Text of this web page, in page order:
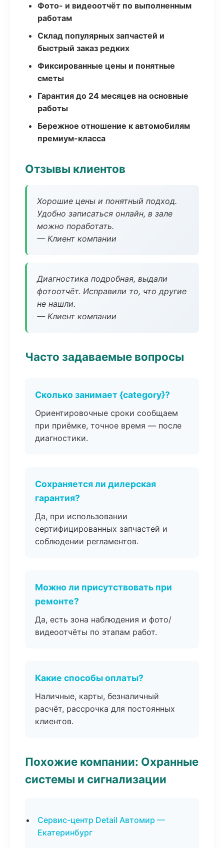
Фото- и видеоотчёт по выполненным
работам
Склад популярных запчастей и
быстрый заказ редких
Фиксированные цены и понятные
сметы
Гарантия до 24 месяцев на основные
работы
Бережное отношение к автомобилям
премиум-класса
Отзывы клиентов
Хорошие цены и понятный подход.
Удобно записаться онлайн, в зале
можно поработать.
— Клиент компании
Диагностика подробная, выдали
фотоотчёт. Исправили то, что другие
не нашли.
— Клиент компании
Часто задаваемые вопросы
Сколько занимает {category}?
Ориентировочные сроки сообщаем
при приёмке, точное время — после
диагностики.
Сохраняется ли дилерская
гарантия?
Да, при использовании
сертифицированных запчастей и
соблюдении регламентов.
Можно ли присутствовать при
ремонте?
Да, есть зона наблюдения и фото/
видеоотчёты по этапам работ.
Какие способы оплаты?
Наличные, карты, безналичный
расчёт, рассрочка для постоянных
клиентов.
Похожие компании: Охранные
системы и сигнализации
Сервис-центр Detail Автомир —
Екатеринбург